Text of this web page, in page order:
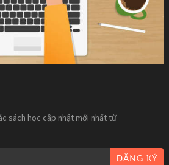
sách học cập nhật mới nhất từ
ĐĂNG KÝ